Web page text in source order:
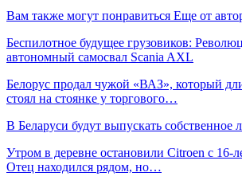
Вам также могут понравиться Еще от
Беспилотное будущее грузовиков:
автономный самосвал Scania AXL
Белорус продал чужой «ВАЗ», который
стоял на стоянке у торгового…
В Беларуси будут выпускать собственное
Утром в деревне остановили Citroen с 16-
Отец находился рядом, но…